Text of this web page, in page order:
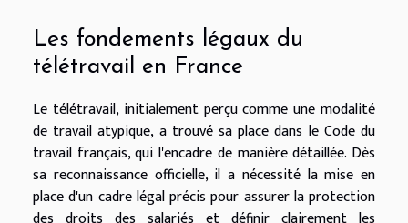
Les fondements légaux du
télétravail en France
Le télétravail, initialement perçu comme une modalité
de travail atypique, a trouvé sa place dans le Code du
travail français, qui l'encadre de manière détaillée. Dès
sa reconnaissance officielle, il a nécessité la mise en
place d'un cadre légal précis pour assurer la protection